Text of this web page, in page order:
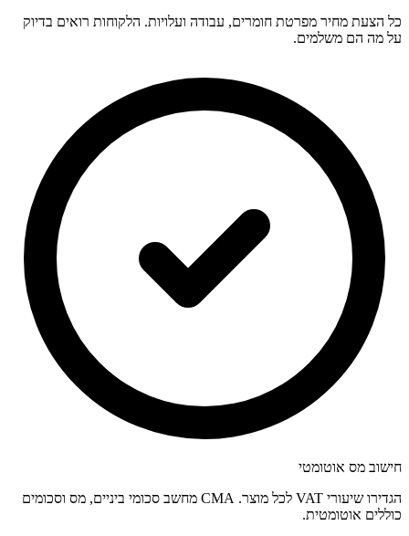
כל הצעת מחיר מפרטת חומרים, עבודה ועלויות. הלקוחות רואים בדיוק
על מה הם משלמים.
חישוב מס אוטומטי
הגדירו שיעורי VAT לכל מוצר. CMA מחשב סכומי ביניים, מס וסכומים
כוללים אוטומטית.